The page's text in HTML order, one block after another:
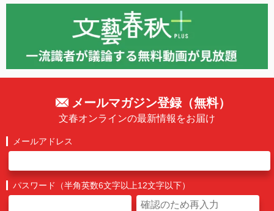
メールマガジン登録（無料）
文春オンラインの最新情報をお届け
メールアドレス
パスワード（半角英数6文字以上12文字以下）